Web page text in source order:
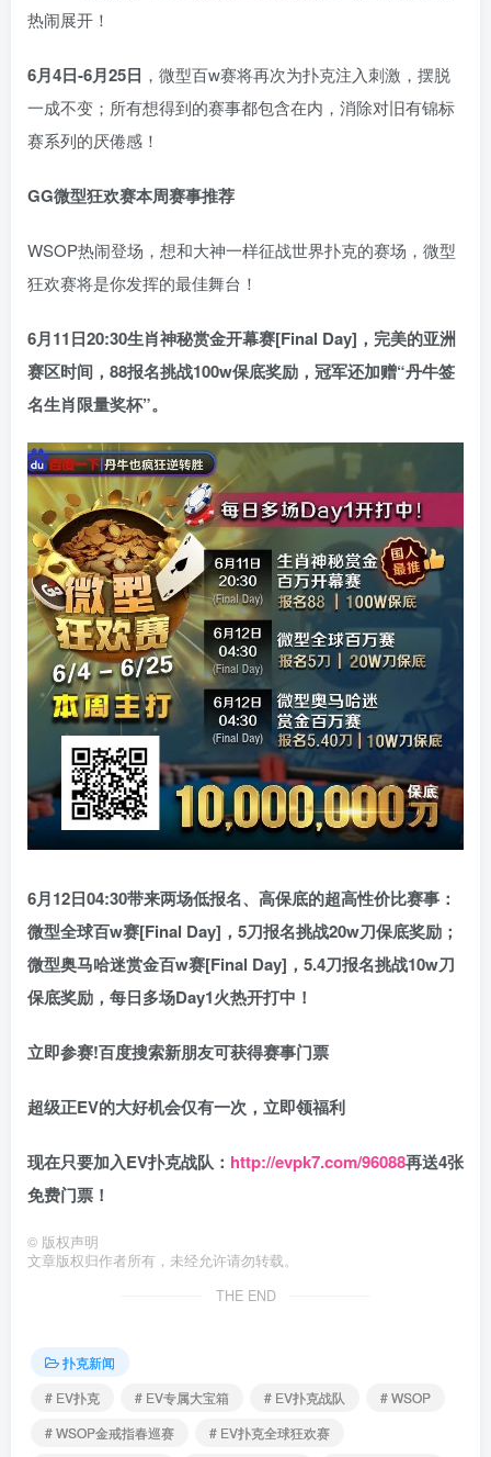
热闹展开！
6月4日-6月25日 ，微型百w赛将再次为扑克注入刺激，摆脱
一成不变；所有想得到的赛事都包含在内，消除对旧有锦标
赛系列的厌倦感！
GG微型狂欢赛本周赛事推荐
WSOP热闹登场，想和大神一样征战世界扑克的赛场，微型
狂欢赛将是你发挥的最佳舞台！
6月11日20:30生肖神秘赏金开幕赛[Final Day]，完美的亚洲
赛区时间，88报名挑战100w保底奖励，冠军还加赠“丹牛签
名生肖限量奖杯”。
6月12日04:30带来两场低报名、高保底的超高性价比赛事：
微型全球百w赛[Final Day]，5刀报名挑战20w刀保底奖励；
微型奥马哈迷赏金百w赛[Final Day]，5.4刀报名挑战10w刀
保底奖励，每日多场Day1火热开打中！
立即参赛!百度搜索新朋友可获得赛事门票
超级正EV的大好机会仅有一次，立即领福利
现在只要加入EV扑克战队： http://evpk7.com/96088再送4张
免费门票！
© 版权声明
文章版权归作者所有，未经允许请勿转载。
THE END
扑克新闻
# EV扑克
# EV专属大宝箱 # EV扑克战队
# WSOP
# WSOP金戒指春巡赛
# EV扑克全球狂欢赛